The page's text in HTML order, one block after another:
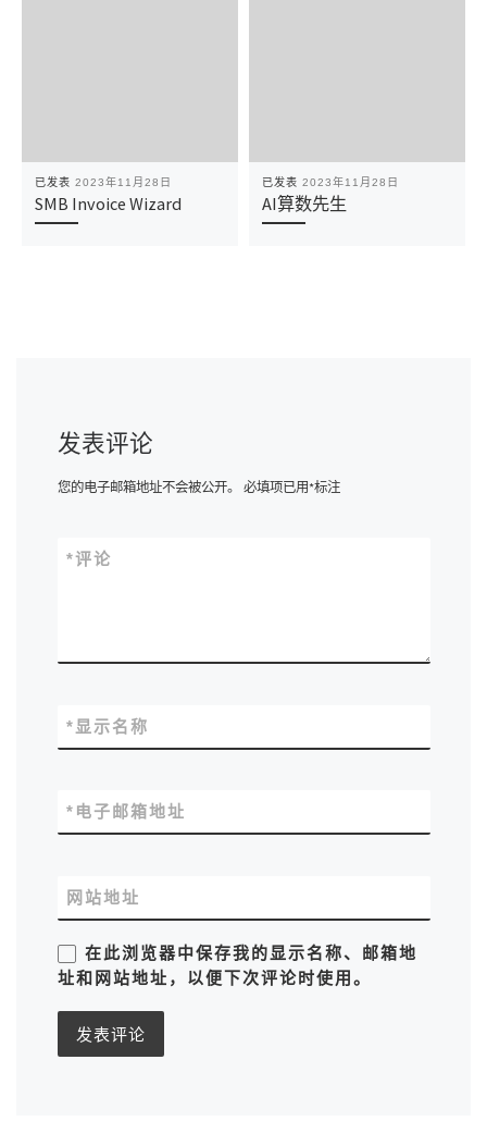
已发表 2023年11月28日
SMB Invoice Wizard
已发表 2023年11月28日
AI算数先生
发表评论
您的电子邮箱地址不会被公开。 必填项已用*标注
评论
*
显示名称
*
电子邮箱地址
*
网站地址
在此浏览器中保存我的显示名称、邮箱地
址和网站地址，以便下次评论时使用。